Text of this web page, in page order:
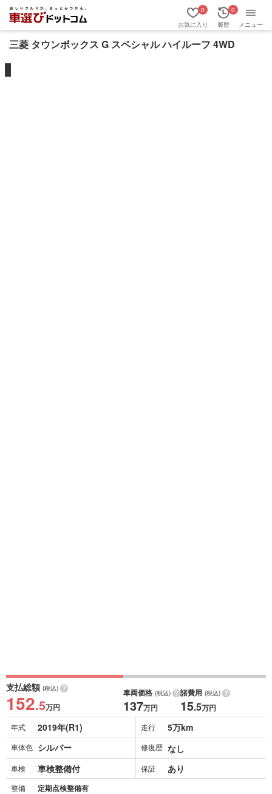
お気に入り
0
履歴
0
メニュー
三菱 タウンボックス G スペシャル ハイルーフ 4WD
支払総額 (税込)
152.5万円
車両価格 (税込)
137万円
諸費用 (税込)
15.5万円
年式 2019年(R1) 走行 5万km
車体色 シルバー 修復歴 なし
車検 車検整備付 保証 あり
整備 定期点検整備有